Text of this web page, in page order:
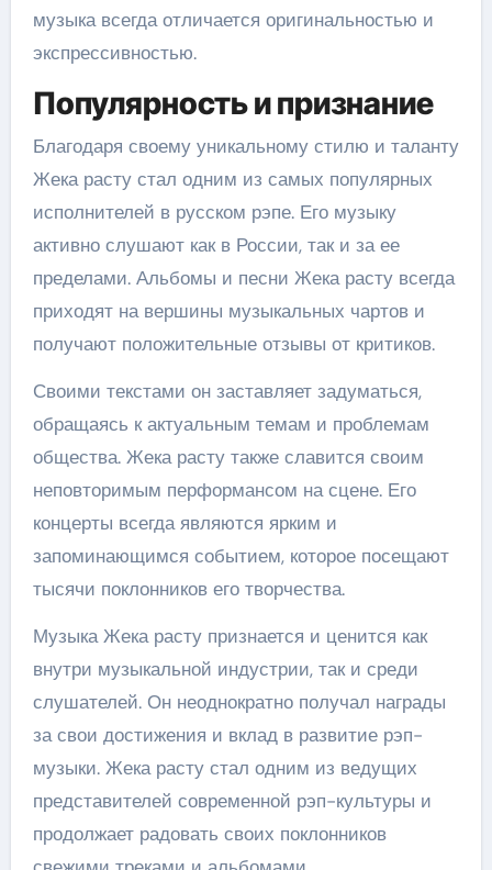
музыка всегда отличается оригинальностью и
экспрессивностью.
Популярность и признание
Благодаря своему уникальному стилю и таланту
Жека расту стал одним из самых популярных
исполнителей в русском рэпе. Его музыку
активно слушают как в России, так и за ее
пределами. Альбомы и песни Жека расту всегда
приходят на вершины музыкальных чартов и
получают положительные отзывы от критиков.
Своими текстами он заставляет задуматься,
обращаясь к актуальным темам и проблемам
общества. Жека расту также славится своим
неповторимым перформансом на сцене. Его
концерты всегда являются ярким и
запоминающимся событием, которое посещают
тысячи поклонников его творчества.
Музыка Жека расту признается и ценится как
внутри музыкальной индустрии, так и среди
слушателей. Он неоднократно получал награды
за свои достижения и вклад в развитие рэп-
музыки. Жека расту стал одним из ведущих
представителей современной рэп-культуры и
продолжает радовать своих поклонников